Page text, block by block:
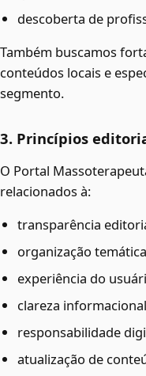
descoberta de
Também buscamos
conteúdos locais e
segmento.
3. Princípios
O Portal
relacionados à:
transparência
organização
experiência do
clareza
responsabilidade
atualização de